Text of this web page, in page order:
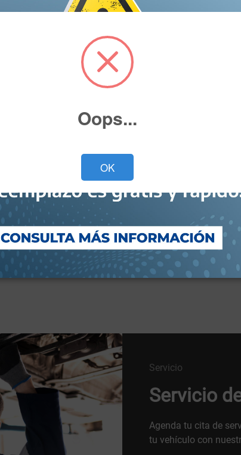
He leído y acepto elAviso de Privacidad*
Deseo recibir ofertas y novedades.
Cotiza ahora
Servicio
Servicio
Agenda tu cita de
tu vehículo con
Oops...
OK